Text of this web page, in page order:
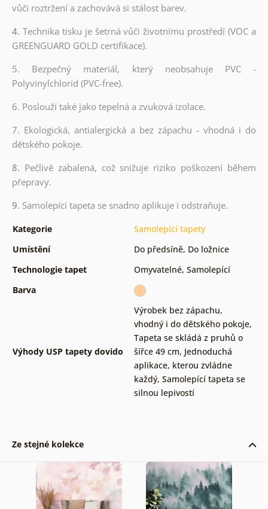
vůči roztržení a zachovává si stálost barev.
4. Technika tisku je šetrná vůči životnímu prostředí (VOC a
GREENGUARD GOLD certifikace).
5. Bezpečný materiál, který neobsahuje PVC -
Polyvinylchlorid (PVC-free).
6. Poslouží také jako tepelná a zvuková izolace.
7. Ekologická, antialergická a bez zápachu - vhodná i do
dětského pokoje.
8. Pečlivě zabalená, což snižuje riziko poškození během
přepravy.
9. Samolepící tapeta se snadno aplikuje i odstraňuje.
Kategorie
Samolepící tapety
Umístění
Do předsíně, Do ložnice
Technologie tapet
Omyvatelné, Samolepící
Barva
Výhody USP tapety dovido
Výrobek bez zápachu,
vhodný i do dětského pokoje,
Tapeta se skládá z pruhů o
šířce 49 cm, Jednoduchá
aplikace, kterou zvládne
každý, Samolepící tapeta se
silnou lepivostí
Ze stejné kolekce